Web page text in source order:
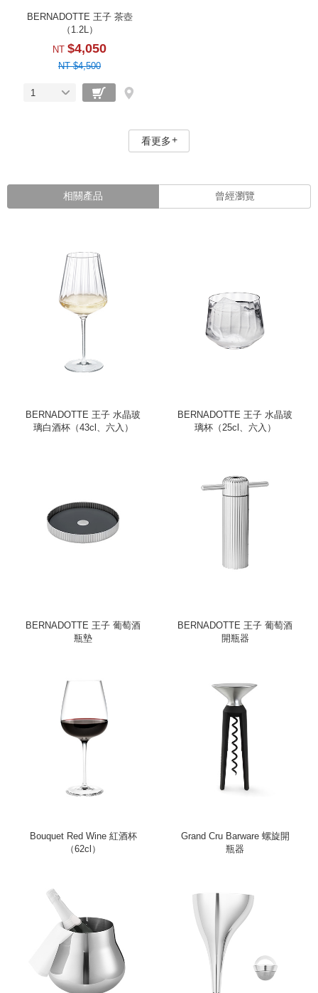
BERNADOTTE 王子 茶壺
（1.2L）
NT $4,050
NT $4,500
1
看更多
相關產品 曾經瀏覽
BERNADOTTE 王子 水晶玻
璃白酒杯（43cl、六入）
BERNADOTTE 王子 水晶玻
璃杯（25cl、六入）
BERNADOTTE 王子 葡萄酒
瓶墊
BERNADOTTE 王子 葡萄酒
開瓶器
Bouquet Red Wine 紅酒杯
（62cl）
Grand Cru Barware 螺旋開
瓶器